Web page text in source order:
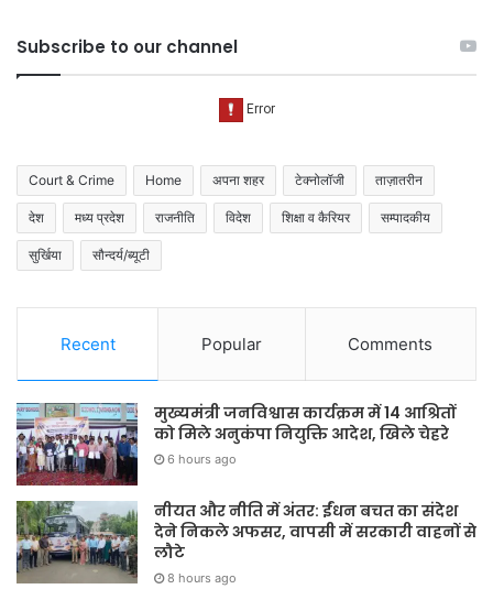
Subscribe to our channel
Court & Crime Home अपना शहर टेक्नोलॉजी ताज़ातरीन
देश मध्य प्रदेश राजनीति विदेश शिक्षा व कैरियर सम्पादकीय
सुर्खिया सौन्दर्य/ब्यूटी
Recent Popular Comments
मुख्यमंत्री जनविश्वास कार्यक्रम में 14 आश्रितों
को मिले अनुकंपा नियुक्ति आदेश, खिले चेहरे
6 hours ago
नीयत और नीति में अंतर: ईंधन बचत का संदेश
देने निकले अफसर, वापसी में सरकारी वाहनों से
लौटे
8 hours ago